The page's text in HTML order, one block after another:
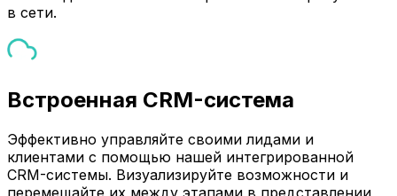
в сети.
Встроенная CRM-система
Эффективно управляйте своими лидами и
клиентами с помощью нашей интегрированной
CRM-системы. Визуализируйте возможности и